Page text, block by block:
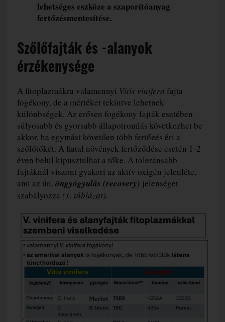
lehetséges eszköze a szaporítóanyag
fertőzésmentesítése.
Szőlőfajták és -alanyok
érzékenysége
A fitoplazmákra valamennyi Vitis vinifera fajta
fogékony, de a mértéket tekintve lehetnek
különbségek. Az erősen fogékony fajták esetében
súlyosabb és gyorsabb állapotromlás következhet be
akkor, ha egymást követően több fertőzés éri a
szőlőtőkét. A fiatal növények fertőződése esetén 1-2
éven belül kipusztulhat a tőke. A toleránsabb
fajtáknál viszont gyakori az aktív oxigén jelenléte,
ami az ún. öngyógyulás (recovery) jelenséget
szabályozza (1. táblázat).